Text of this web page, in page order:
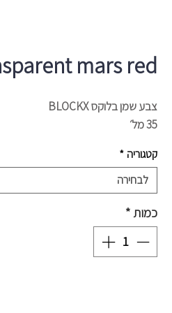
mars red
צבע שמן בלוקס BLOCKX
35 מל׳
קטגוריה *
לבחירה
כמות*